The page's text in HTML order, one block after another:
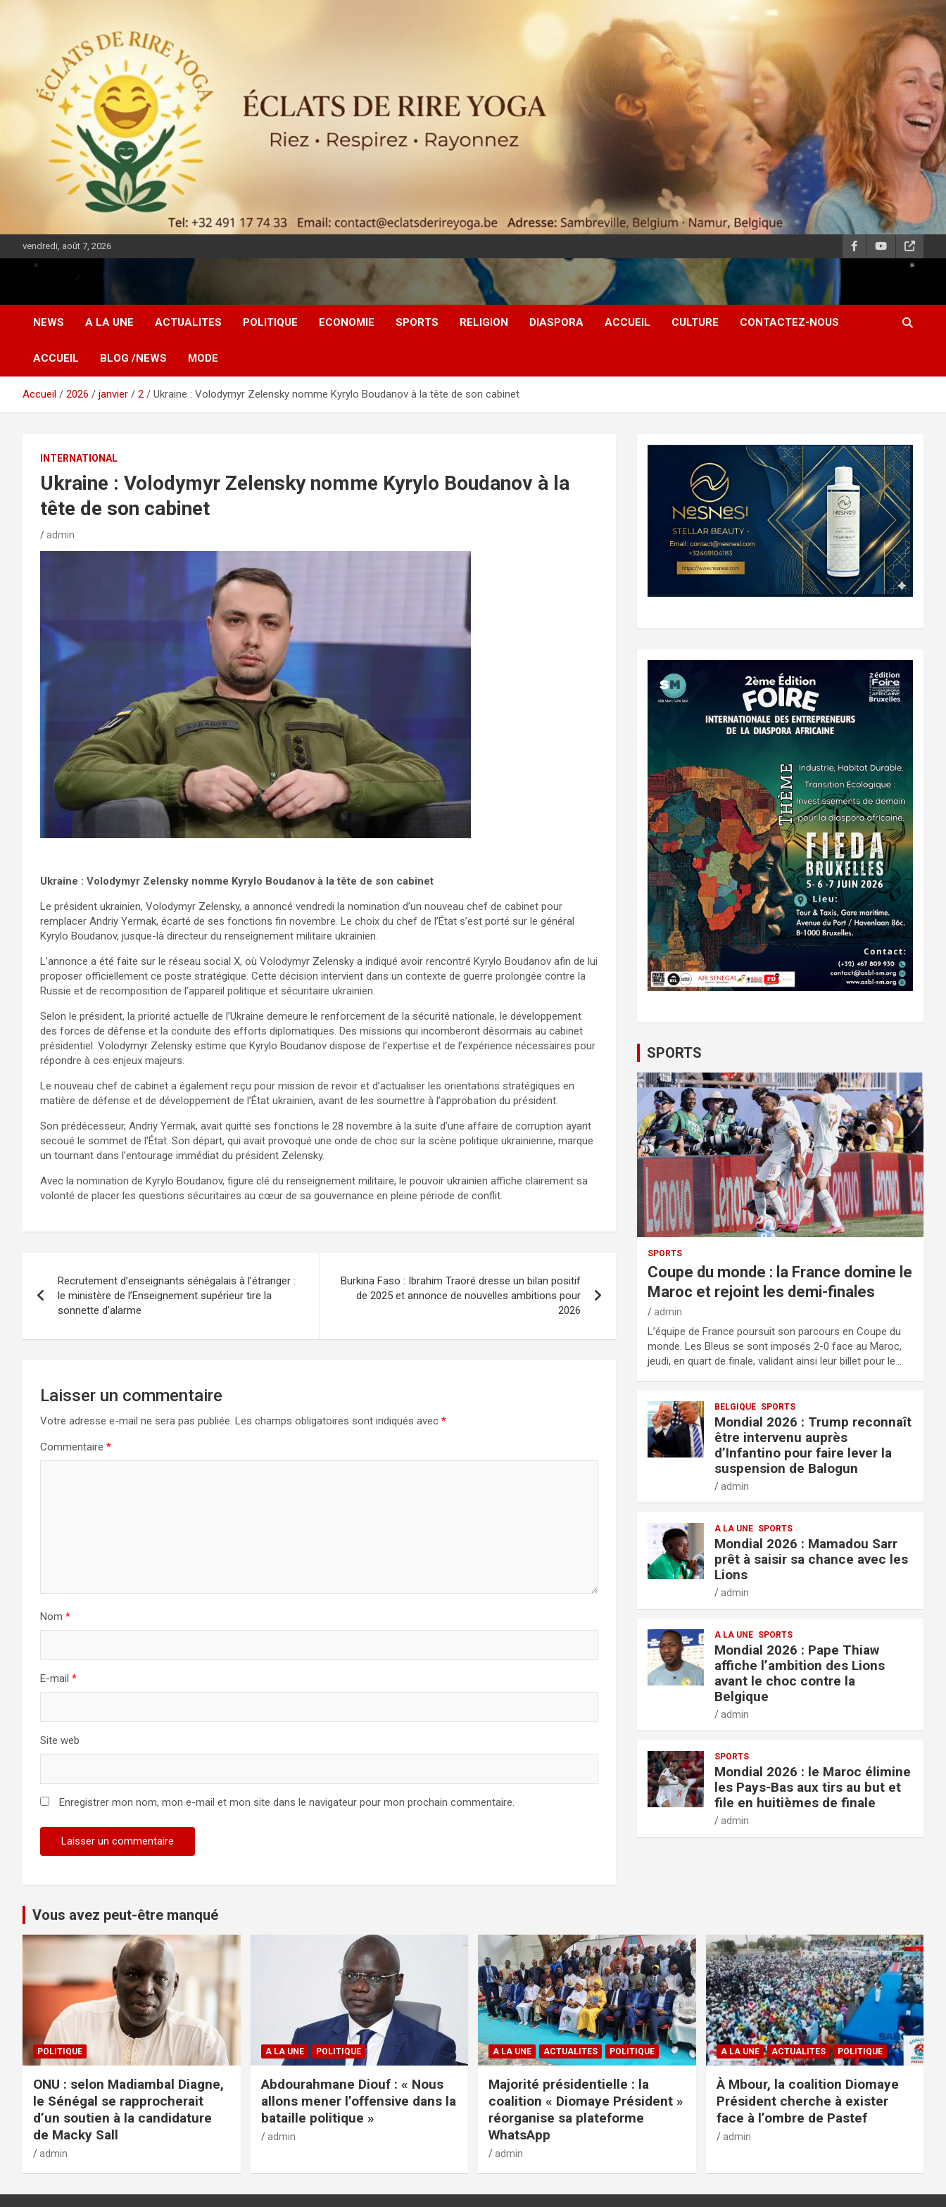
vendredi, août 7, 2026
DIASPORA PULSE
NEWS A LA UNE ACTUALITES POLITIQUE ECONOMIE SPORTS RELIGION DIASPORA ACCUEIL CULTURE CONTACTEZ-NOUS
ACCUEIL BLOG /NEWS MODE
Accueil 2026 janvier 2 Ukraine : Volodymyr Zelensky nomme Kyrylo Boudanov à la tête de son cabinet
INTERNATIONAL
Ukraine : Volodymyr Zelensky nomme Kyrylo Boudanov à la
tête de son cabinet
admin
Ukraine : Volodymyr Zelensky nomme Kyrylo Boudanov à la tête de son cabinet
Le président ukrainien, Volodymyr Zelensky, a annoncé vendredi la nomination d’un nouveau chef de cabinet pour
remplacer Andriy Yermak, écarté de ses fonctions fin novembre. Le choix du chef de l’État s’est porté sur le général
Kyrylo Boudanov, jusque-là directeur du renseignement militaire ukrainien.
L’annonce a été faite sur le réseau social X, où Volodymyr Zelensky a indiqué avoir rencontré Kyrylo Boudanov afin de lui
proposer officiellement ce poste stratégique. Cette décision intervient dans un contexte de guerre prolongée contre la
Russie et de recomposition de l’appareil politique et sécuritaire ukrainien.
Selon le président, la priorité actuelle de l’Ukraine demeure le renforcement de la sécurité nationale, le développement
des forces de défense et la conduite des efforts diplomatiques. Des missions qui incomberont désormais au cabinet
présidentiel. Volodymyr Zelensky estime que Kyrylo Boudanov dispose de l’expertise et de l’expérience nécessaires pour
répondre à ces enjeux majeurs.
Le nouveau chef de cabinet a également reçu pour mission de revoir et d’actualiser les orientations stratégiques en
matière de défense et de développement de l’État ukrainien, avant de les soumettre à l’approbation du président.
Son prédécesseur, Andriy Yermak, avait quitté ses fonctions le 28 novembre à la suite d’une affaire de corruption ayant
secoué le sommet de l’État. Son départ, qui avait provoqué une onde de choc sur la scène politique ukrainienne, marque
un tournant dans l’entourage immédiat du président Zelensky.
Avec la nomination de Kyrylo Boudanov, figure clé du renseignement militaire, le pouvoir ukrainien affiche clairement sa
volonté de placer les questions sécuritaires au cœur de sa gouvernance en pleine période de conflit.
Recrutement d’enseignants sénégalais à l’étranger :
le ministère de l’Enseignement supérieur tire la
sonnette d’alarme
Burkina Faso : Ibrahim Traoré dresse un bilan positif
de 2025 et annonce de nouvelles ambitions pour
2026
Laisser un commentaire
Votre adresse e-mail ne sera pas publiée. Les champs obligatoires sont indiqués avec *
Commentaire *
Nom *
E-mail *
Site web
Enregistrer mon nom, mon e-mail et mon site dans le navigateur pour mon prochain commentaire.
SPORTS
SPORTS
Coupe du monde : la France domine le
Maroc et rejoint les demi-finales
admin
L’équipe de France poursuit son parcours en Coupe du
monde. Les Bleus se sont imposés 2-0 face au Maroc,
jeudi, en quart de finale, validant ainsi leur billet pour le…
BELGIQUE SPORTS
Mondial 2026 : Trump reconnaît
être intervenu auprès
d’Infantino pour faire lever la
suspension de Balogun
admin
A LA UNE SPORTS
Mondial 2026 : Mamadou Sarr
prêt à saisir sa chance avec les
Lions
admin
A LA UNE SPORTS
Mondial 2026 : Pape Thiaw
affiche l’ambition des Lions
avant le choc contre la
Belgique
admin
SPORTS
Mondial 2026 : le Maroc élimine
les Pays-Bas aux tirs au but et
file en huitièmes de finale
admin
Vous avez peut-être manqué
POLITIQUE
ONU : selon Madiambal Diagne,
le Sénégal se rapprocherait
d’un soutien à la candidature
de Macky Sall
admin
A LA UNE POLITIQUE
Abdourahmane Diouf : « Nous
allons mener l’offensive dans la
bataille politique »
admin
A LA UNE ACTUALITES POLITIQUE
Majorité présidentielle : la
coalition « Diomaye Président »
réorganise sa plateforme
WhatsApp
admin
A LA UNE ACTUALITES POLITIQUE
À Mbour, la coalition Diomaye
Président cherche à exister
face à l’ombre de Pastef
admin